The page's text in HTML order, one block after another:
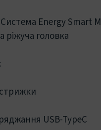
Energy Smart
ріжуча головка
USB-TypeC